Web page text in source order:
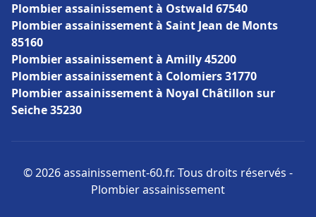
Plombier assainissement à Ostwald 67540
Plombier assainissement à Saint Jean de Monts
85160
Plombier assainissement à Amilly 45200
Plombier assainissement à Colomiers 31770
Plombier assainissement à Noyal Châtillon sur
Seiche 35230
© 2026 assainissement-60.fr. Tous droits réservés -
Plombier assainissement